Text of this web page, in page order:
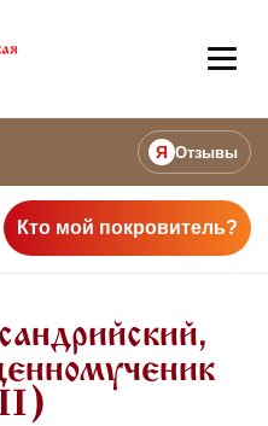
Я Отзывы
Кто мой покровитель?